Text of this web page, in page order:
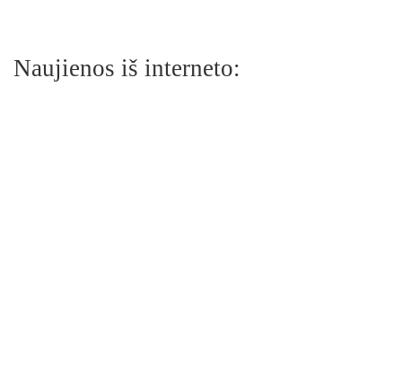
Naujienos iš interneto: